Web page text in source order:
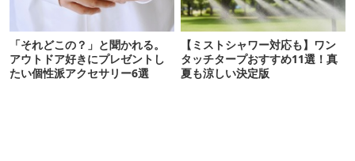
「それどこの？」と聞かれる。
アウトドア好きにプレゼントし
たい個性派アクセサリー6選
【ミストシャワー対応も】ワン
タッチタープおすすめ11選！真
夏も涼しい決定版